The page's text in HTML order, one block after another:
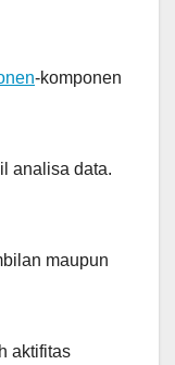
-komponen
analisa data.
maupun
aktifitas